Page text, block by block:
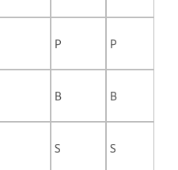
P P
B B
S S